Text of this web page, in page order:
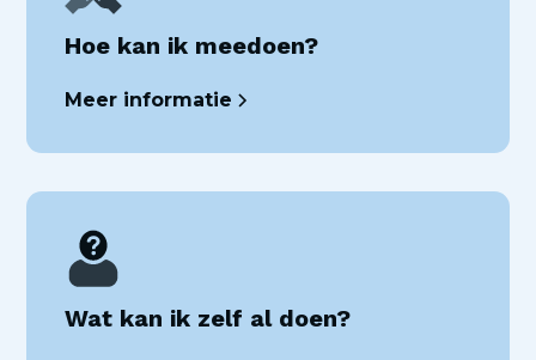
Hoe kan ik meedoen?
Meer informatie
Wat kan ik zelf al doen?